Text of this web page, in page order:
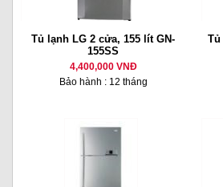
Tủ lạnh LG 2 cửa, 155 lít GN-
155SS
4,400,000 VNĐ
Bảo hành : 12 tháng
Tủ